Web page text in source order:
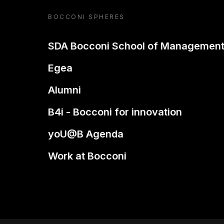
BOCCONI SPHERES
SDA Bocconi School of Management
Egea
Alumni
B4i - Bocconi for innovation
yoU@B Agenda
Work at Bocconi